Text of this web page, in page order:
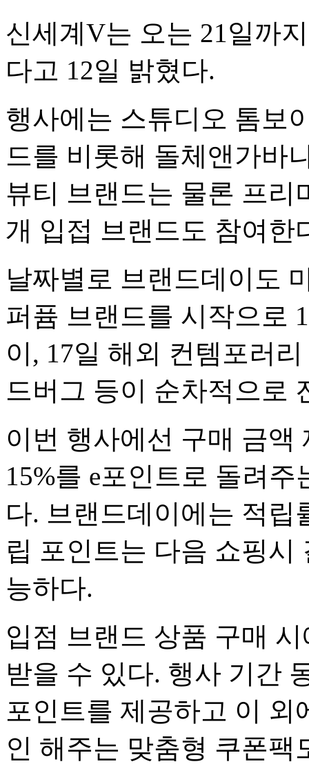
신세계V는 오는 21일까
다고 12일 밝혔다.
행사에는 스튜디오 톰보
드를 비롯해 돌체앤가바
뷰티 브랜드는 물론 프리
개 입접 브랜드도 참여한
날짜별로 브랜드데이도
퍼퓸 브랜드를 시작으로
이, 17일 해외 컨템포러
드버그 등이 순차적으로
이번 행사에선 구매 금액
15%를 e포인트로 돌려
다. 브랜드데이에는 적립
립 포인트는 다음 쇼핑시
능하다.
입점 브랜드 상품 구매
받을 수 있다. 행사 기간
포인트를 제공하고 이 외
인 해주는 맞춤형 쿠폰팩